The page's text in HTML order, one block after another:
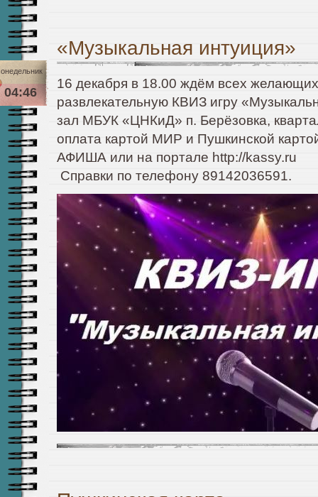
«Музыкальная интуиция»
04:46
16 декабря в 18.00 ждём всех
развлекательную КВИЗ игру
зал МБУК «ЦНКиД» п. Берёзовка,
оплата картой МИР и Пушкинской
АФИША или на портале http://kassy.ru
Справки по телефону 89142036591.